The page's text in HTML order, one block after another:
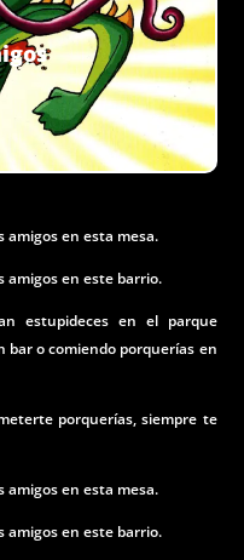
amigos en esta mesa.
amigos en este barrio.
estupideces en el parque
bar o comiendo porquerías en
porquerías, siempre te
amigos en esta mesa.
amigos en este barrio.